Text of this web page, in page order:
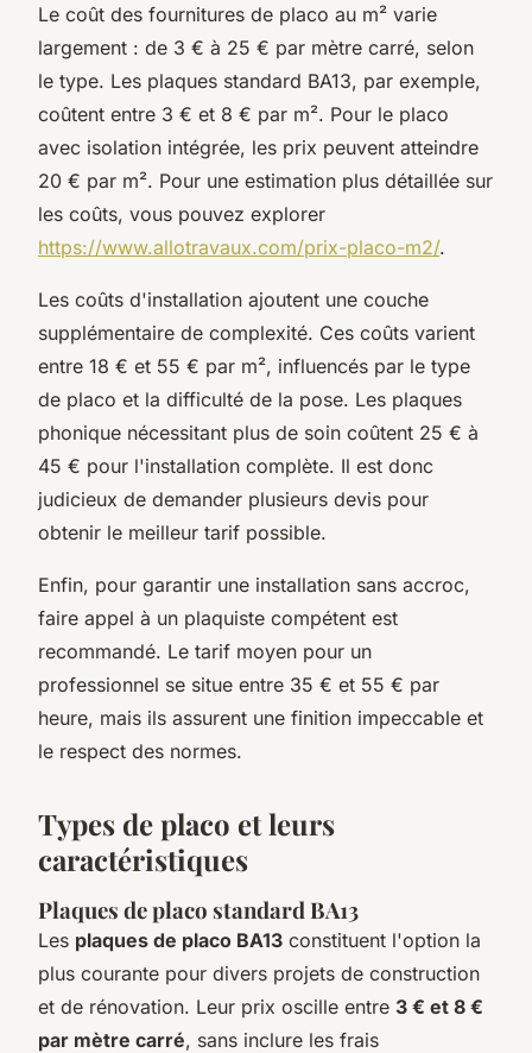
Le coût des fournitures de placo au m² varie
largement : de 3 € à 25 € par mètre carré, selon
le type. Les plaques standard BA13, par exemple,
coûtent entre 3 € et 8 € par m². Pour le placo
avec isolation intégrée, les prix peuvent atteindre
20 € par m². Pour une estimation plus détaillée sur
les coûts, vous pouvez explorer
https://www.allotravaux.com/prix-placo-m2/.
Les coûts d'installation ajoutent une couche
supplémentaire de complexité. Ces coûts varient
entre 18 € et 55 € par m², influencés par le type
de placo et la difficulté de la pose. Les plaques
phonique nécessitant plus de soin coûtent 25 € à
45 € pour l'installation complète. Il est donc
judicieux de demander plusieurs devis pour
obtenir le meilleur tarif possible.
Enfin, pour garantir une installation sans accroc,
faire appel à un plaquiste compétent est
recommandé. Le tarif moyen pour un
professionnel se situe entre 35 € et 55 € par
heure, mais ils assurent une finition impeccable et
le respect des normes.
Types de placo et leurs
caractéristiques
Plaques de placo standard BA13
Les plaques de placo BA13 constituent l'option la
plus courante pour divers projets de construction
et de rénovation. Leur prix oscille entre 3 € et 8 €
par mètre carré, sans inclure les frais